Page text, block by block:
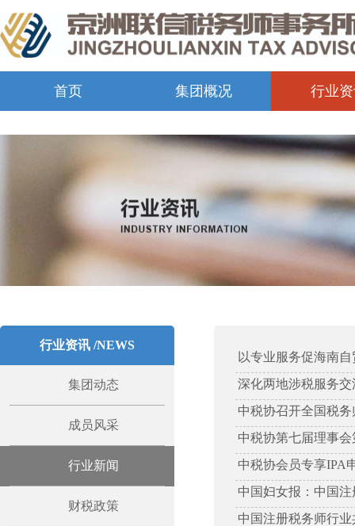
首页 集团概况 行业
集团动态
成员风采
行业新闻
财税政策
行业资讯 /NEWS
以专业服务促海南
深化两地涉税服务
中税协召开全国税
中税协第七届理事
中税协会员专享IPA
中国妇女报：中国
中国注册税务师行